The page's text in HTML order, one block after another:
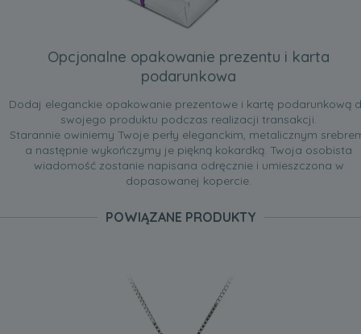
Opcjonalne opakowanie prezentu i karta
podarunkowa
Dodaj eleganckie opakowanie prezentowe i kartę podarunkową
swojego produktu podczas realizacji transakcji.
Starannie owiniemy Twoje perły eleganckim, metalicznym
a następnie wykończymy je piękną kokardką. Twoja osobista
wiadomość zostanie napisana odręcznie i umieszczona w
dopasowanej kopercie.
POWIĄZANE PRODUKTY